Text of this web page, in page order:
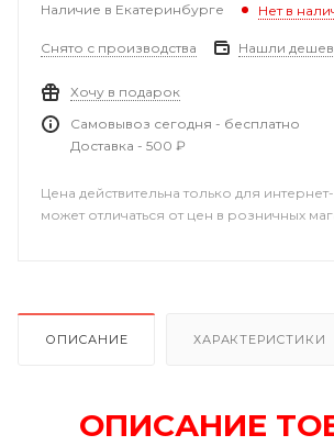
Наличие в Екатеринбурге Нет в
Снято с производства Нашли
Хочу в подарок
Самовывоз сегодня - бесплатно
Доставка - 500 ₽
Цена действительна только для
может отличаться от цен в розничных
ОПИСАНИЕ ХАРАКТЕРИСТИКИ
ОПИСАНИЕ